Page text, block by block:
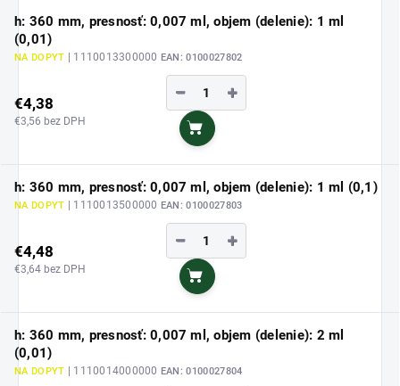
h: 360 mm, presnosť: 0,007 ml, objem (delenie): 1 ml
(0,01)
NA DOPYT | 1110013300000 EAN: 0100027802
€4,38
€3,56 bez DPH
+
−
Do košíka
h: 360 mm, presnosť: 0,007 ml, objem (delenie): 1 ml (0,1)
NA DOPYT | 1110013500000 EAN: 0100027803
€4,48
€3,64 bez DPH
+
−
Do košíka
h: 360 mm, presnosť: 0,007 ml, objem (delenie): 2 ml
(0,01)
NA DOPYT | 1110014000000 EAN: 0100027804